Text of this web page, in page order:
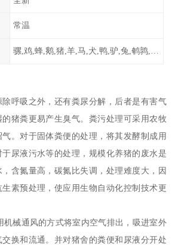
常温
骡,鸡,蜂,鹅,猪,羊,马,犬,鸭,驴,兔,鹌鹑,牛,鸽
呼吸之外，还有粪尿分解，后者是有害气
猪粪更易产生臭气。粪污处理可采用农牧
。对于固体粪便的处理，将其发酵制成用
尿液污水等的处理，规模化养猪的废水是
含氮量高，碳氮比失调，处理难度大，因
素预处理，使应用生物自动化控制技术更
机械通风的方式将室内空气排出，吸进室外
换和流通。并对猪舍的粪便和尿液分开处